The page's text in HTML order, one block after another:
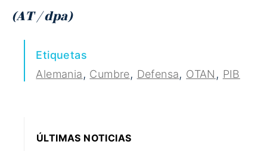
(AT / dpa)
Etiquetas
Alemania, Cumbre, Defensa, OTAN , PIB
ÚLTIMAS NOTICIAS